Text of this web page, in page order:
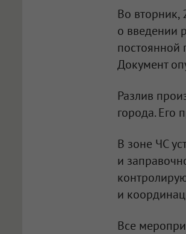
Во вторник,
о введении
постоянной
Документ
Разлив
города. Его
В зоне ЧС
и
и
Все